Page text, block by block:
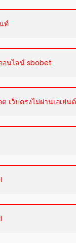
ท์
อนไลน์ sbobet
เว็บตรงไม่ผ่านเอเย่นต์